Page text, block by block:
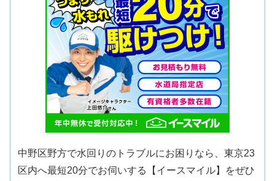
中野区野方で水回りのトラブルにお困りなら、東京23
区内へ最短20分でお伺いする【イースマイル】をぜひ